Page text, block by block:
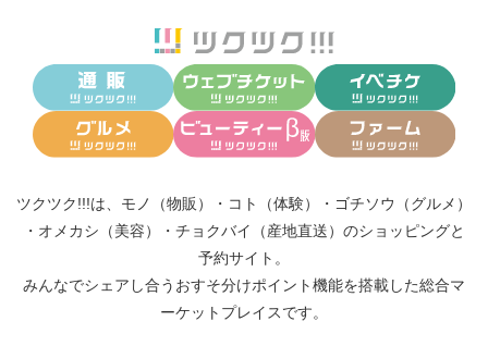
ツクツク!!!は、 モノ（物販） ・ コト（体験） ・ ゴチソウ（グルメ）
・ オメカシ（美容） ・ チョクバイ（産地直送） のショッピングと
予約サイト。
みんなでシェアし合う おすそ分けポイント機能を搭載した総合マ
ーケットプレイスです。